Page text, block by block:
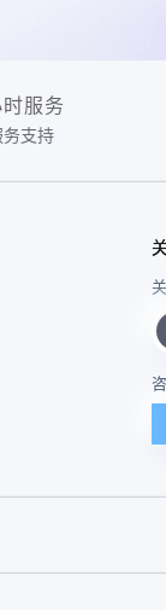
服务
支持